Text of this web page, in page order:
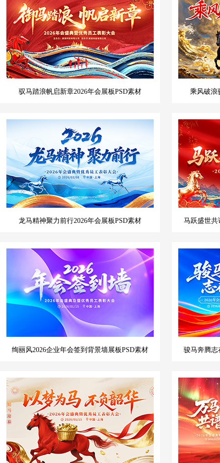
驭马踏浪帆启新章2026年会展板PSD素材 乘风破浪
龙马精神聚力前行2026年会展板PSD素材 马跃盛世共
绚丽风2026企业年会签到背景墙展板PSD素材 骏马奔腾志